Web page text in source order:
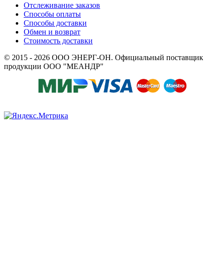
Отслеживание заказов
Способы оплаты
Способы доставки
Обмен и возврат
Стоимость доставки
© 2015 - 2026 ООО ЭНЕРГ-ОН. Официальный поставщик
продукции ООО "МЕАНДР"